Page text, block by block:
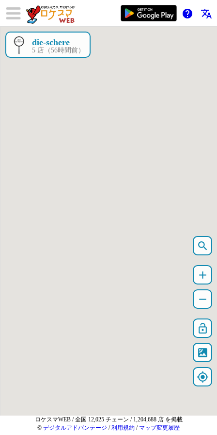
help translate
die-schere
5 店（56時間前）
search
add
remove
lock_open
satellite
my_location
ロケスマWEB / 全国 12,025 チェーン / 1,204,688 店 を掲載
© デジタルアドバンテージ /利用規約 / マップ変更履歴